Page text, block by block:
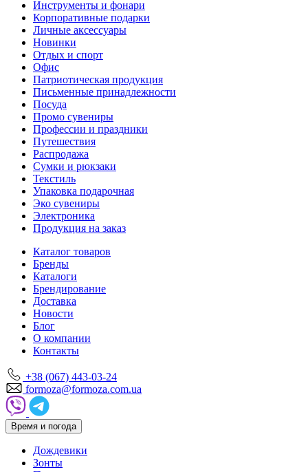
Инструменты и фонари
Корпоративные подарки
Личные аксессуары
Новинки
Отдых и спорт
Офис
Патриотическая продукция
Письменные принадлежности
Посуда
Промо сувениры
Профессии и праздники
Путешествия
Распродажа
Сумки и рюкзаки
Текстиль
Упаковка подарочная
Эко сувениры
Электроника
Продукция на заказ
Каталог товаров
Бренды
Каталоги
Брендирование
Доставка
Новости
Блог
О компании
Контакты
+38 (067) 443-03-24
formoza@formoza.com.ua
Время и погода
Дождевики
Зонты